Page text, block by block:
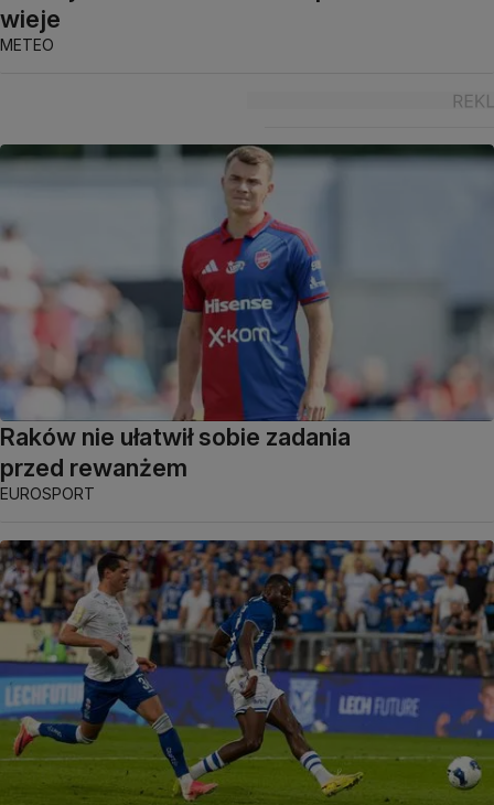
wieje
METEO
Raków nie ułatwił sobie zadania
przed rewanżem
EUROSPORT